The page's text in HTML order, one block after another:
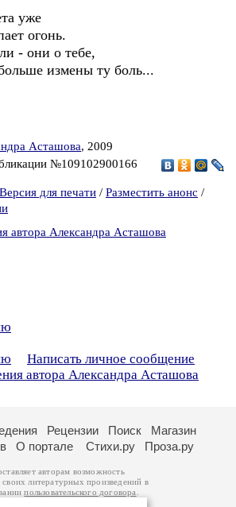
уже
огонь.
- они о тебе,
измены ту боль...
Асташова, 2009
№109102900166
Версия для печати / Разместить анонс /
автора Александра Асташова
Написать личное сообщение
автора Александра Асташова
Рецензии Поиск
Магазин
О портале Стихи.ру Проза.ру
авторам возможность
литературных произведений в
пользовательского договора
принадлежат авторам